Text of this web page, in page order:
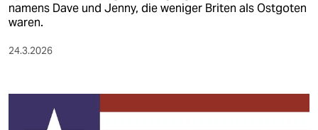
namens Dave und Jenny, die weniger Briten als Ostgoten
waren.
24.3.2026